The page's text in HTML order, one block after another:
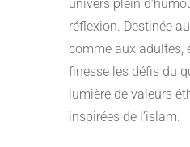
univers plein
réflexion. Destinée
comme aux adultes,
finesse les défis du
lumière de valeurs
inspirées de l’islam.